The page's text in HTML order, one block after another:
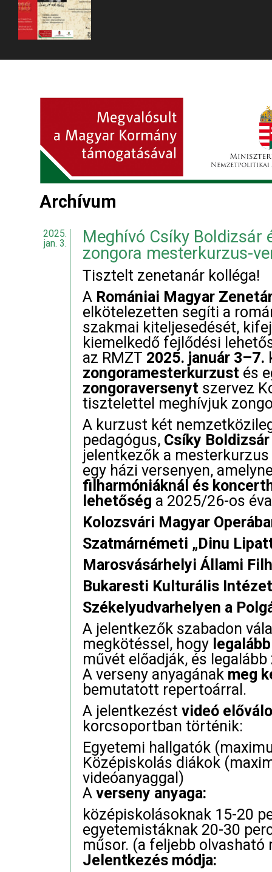
Archívum
2025.
jan. 3.
Meghívó Csíky Boldizsár
zongora mesterkurzus-
Tisztelt zenetanár kolléga!
A Romániai Magyar
elkötelezetten segíti a
szakmai kiteljesedését,
kiemelkedő fejlődési
az RMZT 2025. január 3–7.
zongoramesterkurzust és
zongoraversenyt szervez
tisztelettel meghívjuk
A kurzust két
pedagógus, Csíky Boldizsár
jelentkezők a
egy házi versenyen,
filharmóniáknál és
lehetőség a 2025/26-os
Kolozsvári Magyar
Szatmárnémeti „Dinu
Marosvásárhelyi Állami
Bukaresti Kulturális
Székelyudvarhelyen a
A jelentkezők szabadon
megkötéssel, hogy
művét előadják, és legalább
A verseny anyagának meg
bemutatott repertoárral.
A jelentkezést videó
korcsoportban történik:
Egyetemi hallgatók
Középiskolás diákok
videóanyaggal)
A verseny anyaga:
középiskolásoknak 15-20
egyetemistáknak 20-30
műsor. (a feljebb olvasható
Jelentkezés módja: